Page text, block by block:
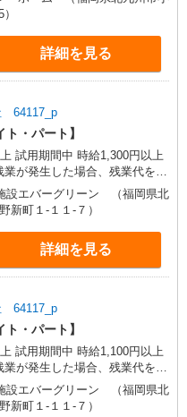
詳細を見る
64117_p
・パート】
以上
ます。
設エバーグリーン （福岡県北
新町１‐１１‐７）
詳細を見る
64117_p
・パート】
以上
ます。
設エバーグリーン （福岡県北
新町１‐１１‐７）